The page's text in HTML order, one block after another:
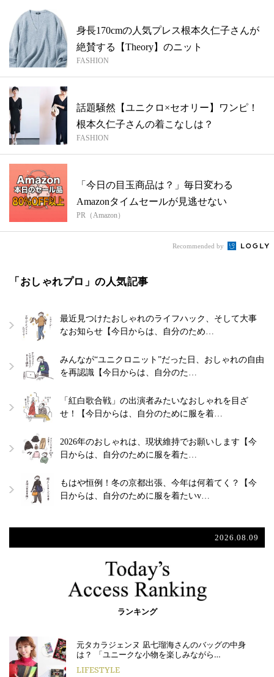
身長170cmの人気プレス根本久仁子さんが
絶賛する【Theory】のニット
FASHION
話題騒然【ユニクロ×セオリー】ワンピ！
根本久仁子さんの着こなしは？
FASHION
「今日の目玉商品は？」毎日変わる
Amazonタイムセールが見逃せない
PR（Amazon）
Recommended by
「おしゃれプロ」の人気記事
最近見つけたおしゃれのライフハック、そして大事
なお知らせ【今日からは、自分のため…
みんなが“ユニクロニット”だった日、おしゃれの自由
を再認識【今日からは、自分のた…
「紅白歌合戦」の出演者みたいなおしゃれを目ざ
せ！【今日からは、自分のために服を着…
2026年のおしゃれは、現状維持でお願いします【今
日からは、自分のために服を着た…
もはや恒例！冬の京都出張、今年は何着てく？【今
日からは、自分のために服を着たいv…
2026.08.09
ランキング
元タカラジェンヌ 凪七瑠海さんのバッグの中身
は？ 「ユニークな小物を楽しみながら…
LIFESTYLE